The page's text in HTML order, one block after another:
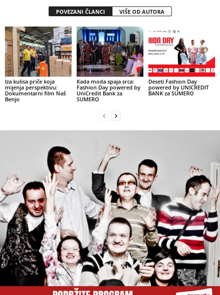
POVEZANI ČLANCI VIŠE OD AUTORA
Iza kulisa priče koja
mijenja perspektivu:
Dokumentarni film Naš
Benjo
Kada moda spaja srca:
Fashion Day powered by
UniCredit Bank za
SUMERO
Deseti Fashion Day
powered by UNICREDIT
BANK za SUMERO